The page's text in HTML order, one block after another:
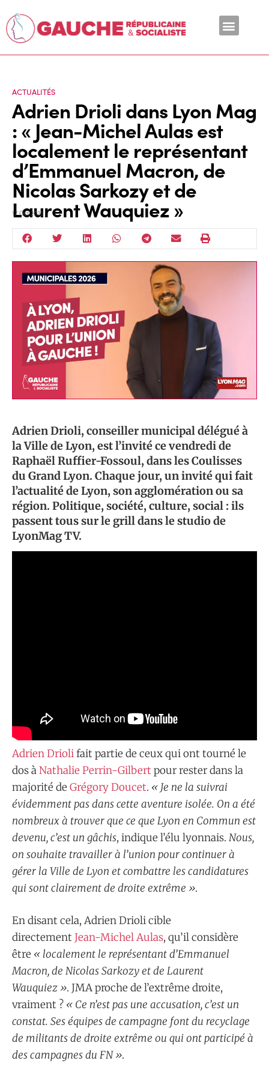
ACTUALITÉS
Adrien Drioli dans Lyon Mag
: « Jean-Michel Aulas est
localement le représentant
d’Emmanuel Macron, de
Nicolas Sarkozy et de
Laurent Wauquiez »
17 Oct 2025
Adrien Drioli, conseiller municipal délégué à
la Ville de Lyon, est l’invité ce vendredi de
Raphaël Ruffier-Fossoul, dans les Coulisses
du Grand Lyon. Chaque jour, un invité qui fait
l’actualité de Lyon, son agglomération ou sa
région. Politique, société, culture, social : ils
passent tous sur le grill dans le studio de
LyonMag TV.
Adrien Driolifait partie de ceux qui ont tourné le
dos àNathalie Perrin-Gilbert pour rester dans la
majorité de Grégory Doucet. « Je ne la suivrai
évidemment pas dans cette aventure isolée. On a été
nombreux à trouver que ce que Lyon en Commun est
devenu, c’est un gâchis, indique l’élu lyonnais. Nous,
on souhaite travailler à l’union pour continuer à
gérer la Ville de Lyon et combattre les candidatures
qui sont clairement de droite extrême ».
En disant cela, Adrien Drioli cible
directement Jean-Michel Aulas, qu’il considère
être « localement le représentant d’Emmanuel
Macron, de Nicolas Sarkozy et de Laurent
Wauquiez ». JMA proche de l’extrême droite,
vraiment ? « Ce n’est pas une accusation, c’est un
constat. Ses équipes de campagne font du recyclage
de militants de droite extrême ou qui ont participé à
des campagnes du FN ».